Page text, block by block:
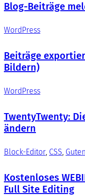
Blog-Beiträge
WordPress
Beiträge
Bildern)
WordPress
TwentyTwenty:
ändern
Block-Editor CSS
Kostenloses
Full Site Editing